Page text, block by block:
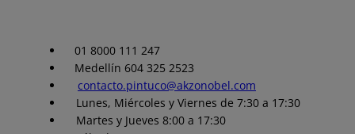
01 8000 111 247
Medellín 604 325 2523
contacto.pintuco@akzonobel.com
Lunes, Miércoles y Viernes de 7:30 a 17:30
Martes y Jueves 8:00 a 17:30